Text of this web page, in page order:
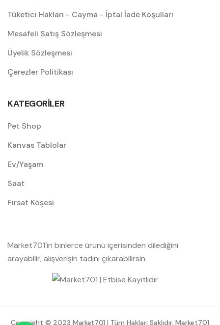
Tüketici Hakları - Cayma - İptal İade Koşulları
Mesafeli Satış Sözleşmesi
Üyelik Sözleşmesi
Çerezler Politikası
KATEGORİLER
Pet Shop
Kanvas Tablolar
Ev/Yaşam
Saat
Fırsat Köşesi
Market701’in binlerce ürünü içerisinden dilediğini
arayabilir, alışverişin tadını çıkarabilirsin.
Copyright © 2023Market701 | Tüm Hakları Saklıdır. Market701